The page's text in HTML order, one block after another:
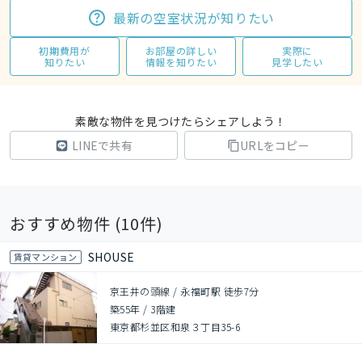
最新の空室状況が知りたい
初期費用が
知りたい
お部屋の詳しい
情報を知りたい
実際に
見学したい
素敵な物件を見つけたらシェアしよう！
LINEで共有
URLをコピー
おすすめ物件 (10件)
賃貸マンション SHOUSE
京王井の頭線 / 永福町駅 徒歩7分
築55年 / 3階建
東京都杉並区和泉３丁目35-6